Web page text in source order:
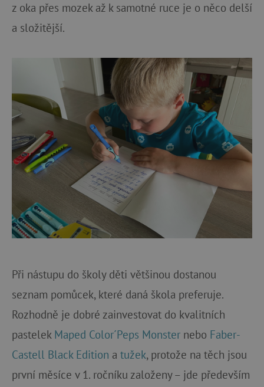
z oka přes mozek až k samotné ruce je o něco delší
a složitější.
Při nástupu do školy děti většinou dostanou
seznam pomůcek, které daná škola preferuje.
Rozhodně je dobré zainvestovat do kvalitních
pastelek Maped Color´Peps Monster nebo Faber-
Castell Black Edition a tužek, protože na těch jsou
první měsíce v 1. ročníku založeny – jde především